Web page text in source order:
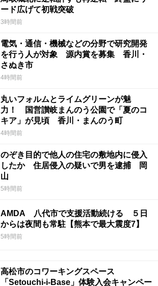
ード広げて初戦突破
3時間前
電気・通信・機械などの分野で研究開発
を行う人が対象 源内賞を募集 香川・
さぬき市
4時間前
丸いフォルムとライムグリーンが魅
力！ 国営讃岐まんのう公園で「夏のコ
キア」が見頃 香川・まんのう町
4時間前
のぞき目的で他人の住宅の敷地内に侵入
したか 住居侵入の疑いで男を逮捕 岡
山
5時間前
AMDA 八代市で支援活動続ける ５日
からは夜間も常駐【熊本で最大震度7】
5時間前
高松市のコワーキングスペース
「Setouchi-i-Base」体験入会キャンペー